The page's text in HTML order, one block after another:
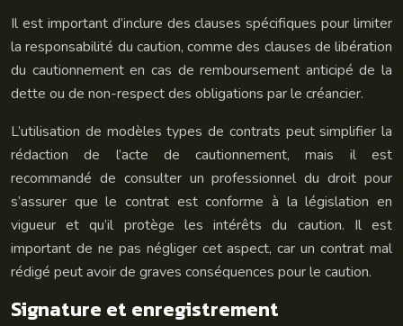
Il est important d’inclure des clauses spécifiques pour limiter
la responsabilité du caution, comme des clauses de libération
du cautionnement en cas de remboursement anticipé de la
dette ou de non-respect des obligations par le créancier.
L’utilisation de modèles types de contrats peut simplifier la
rédaction de l’acte de cautionnement, mais il est
recommandé de consulter un professionnel du droit pour
s’assurer que le contrat est conforme à la législation en
vigueur et qu’il protège les intérêts du caution. Il est
important de ne pas négliger cet aspect, car un contrat mal
rédigé peut avoir de graves conséquences pour le caution.
Signature et enregistrement